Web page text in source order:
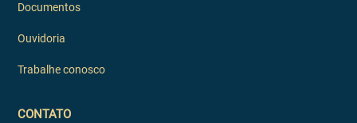
Documentos
Ouvidoria
Trabalhe conosco
CONTATO